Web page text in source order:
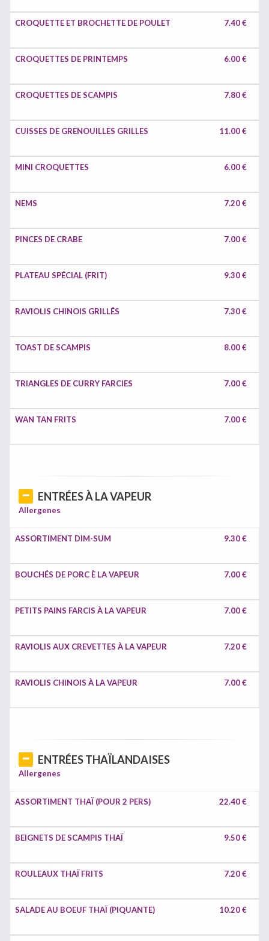
CROQUETTE ET BROCHETTE DE POULET 7.40 €
CROQUETTES DE PRINTEMPS 6.00 €
CROQUETTES DE SCAMPIS 7.80 €
CUISSES DE GRENOUILLES GRILLES 11.00 €
MINI CROQUETTES 6.00 €
NEMS 7.20 €
PINCES DE CRABE 7.00 €
PLATEAU SPÉCIAL (FRIT) 9.30 €
RAVIOLIS CHINOIS GRILLÉS 7.30 €
TOAST DE SCAMPIS 8.00 €
TRIANGLES DE CURRY FARCIES 7.00 €
WAN TAN FRITS 7.00 €
ENTRÉES À LA VAPEUR
Allergenes
ASSORTIMENT DIM-SUM 9.30 €
BOUCHÉS DE PORC È LA VAPEUR 7.00 €
PETITS PAINS FARCIS À LA VAPEUR 7.00 €
RAVIOLIS AUX CREVETTES À LA VAPEUR 7.20 €
RAVIOLIS CHINOIS À LA VAPEUR 7.00 €
ENTRÉES THAÏLANDAISES
Allergenes
ASSORTIMENT THAÏ (POUR 2 PERS) 22.40 €
BEIGNETS DE SCAMPIS THAÏ 9.50 €
ROULEAUX THAÏ FRITS 7.20 €
SALADE AU BOEUF THAÏ (PIQUANTE) 10.20 €